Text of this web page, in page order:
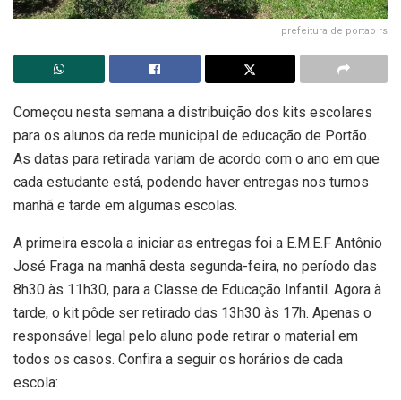
prefeitura de portao rs
Começou nesta semana a distribuição dos kits escolares
para os alunos da rede municipal de educação de Portão.
As datas para retirada variam de acordo com o ano em que
cada estudante está, podendo haver entregas nos turnos
manhã e tarde em algumas escolas.
A primeira escola a iniciar as entregas foi a E.M.E.F Antônio
José Fraga na manhã desta segunda-feira, no período das
8h30 às 11h30, para a Classe de Educação Infantil. Agora à
tarde, o kit pôde ser retirado das 13h30 às 17h. Apenas o
responsável legal pelo aluno pode retirar o material em
todos os casos. Confira a seguir os horários de cada
escola: